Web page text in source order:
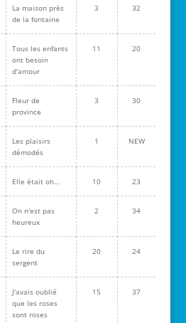
La maison près
de la fontaine
3 32
Tous les enfants
ont besoin
d'amour
11 20
Fleur de
province
3 30
Les plaisirs
démodés
1 NEW
Elle était oh... 10 23
On n'est pas
heureux
2 34
Le rire du
sergent
20 24
J'avais oublié
que les roses
sont roses
15 37